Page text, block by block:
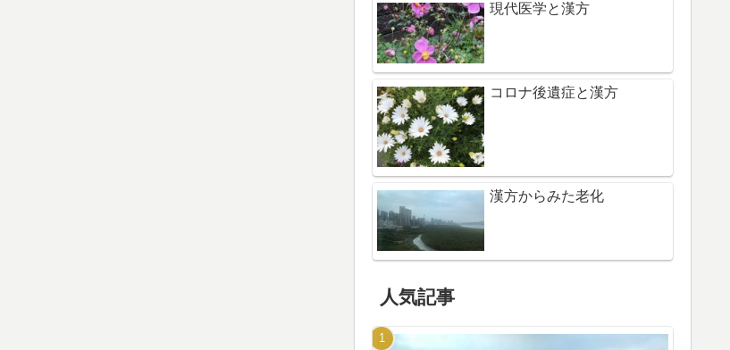
現代医学と漢方
コロナ後遺症と漢方
漢方からみた老化
人気記事